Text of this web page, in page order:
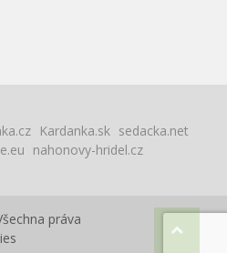
Kardanka.sk sedacka.net
nahonovy-hridel.cz
práva